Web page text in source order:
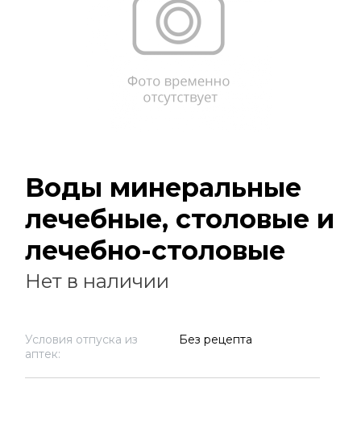
Воды минеральные
лечебные, столовые и
лечебно-столовые
Нет в наличии
Условия отпуска из
аптек:
Без рецепта